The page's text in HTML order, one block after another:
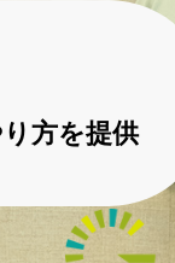
方を提供